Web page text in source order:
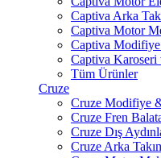
Captiva Arka
Captiva Motor
Captiva
Captiva
Tüm Ürünler
Cruze
Cruze Modifiye
Cruze Fren
Cruze Dış
Cruze Arka